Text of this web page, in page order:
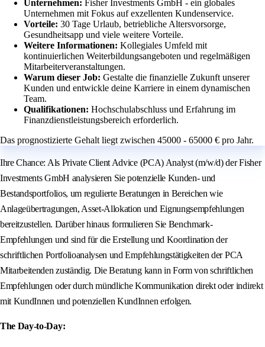
Unternehmen: Fisher Investments GmbH - ein globales
Unternehmen mit Fokus auf exzellenten Kundenservice.
Vorteile: 30 Tage Urlaub, betriebliche Altersvorsorge,
Gesundheitsapp und viele weitere Vorteile.
Weitere Informationen: Kollegiales Umfeld mit
kontinuierlichen Weiterbildungsangeboten und regelmäßigen
Mitarbeiterveranstaltungen.
Warum dieser Job: Gestalte die finanzielle Zukunft unserer
Kunden und entwickle deine Karriere in einem dynamischen
Team.
Qualifikationen: Hochschulabschluss und Erfahrung im
Finanzdienstleistungsbereich erforderlich.
Das prognostizierte Gehalt liegt zwischen 45000 - 65000 € pro Jahr.
Ihre Chance: Als Private Client Advice (PCA) Analyst (m/w/d) der Fisher
Investments GmbH analysieren Sie potenzielle Kunden- und
Bestandsportfolios, um regulierte Beratungen in Bereichen wie
Anlageübertragungen, Asset-Allokation und Eignungsempfehlungen
bereitzustellen. Darüber hinaus formulieren Sie Benchmark-
Empfehlungen und sind für die Erstellung und Koordination der
schriftlichen Portfolioanalysen und Empfehlungstätigkeiten der PCA
Mitarbeitenden zuständig. Die Beratung kann in Form von schriftlichen
Empfehlungen oder durch mündliche Kommunikation direkt oder indirekt
mit KundInnen und potenziellen KundInnen erfolgen.
The Day-to-Day: